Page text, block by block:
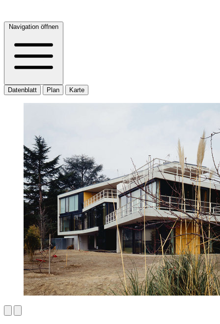
Navigation öffnen
Datenblatt Plan Karte